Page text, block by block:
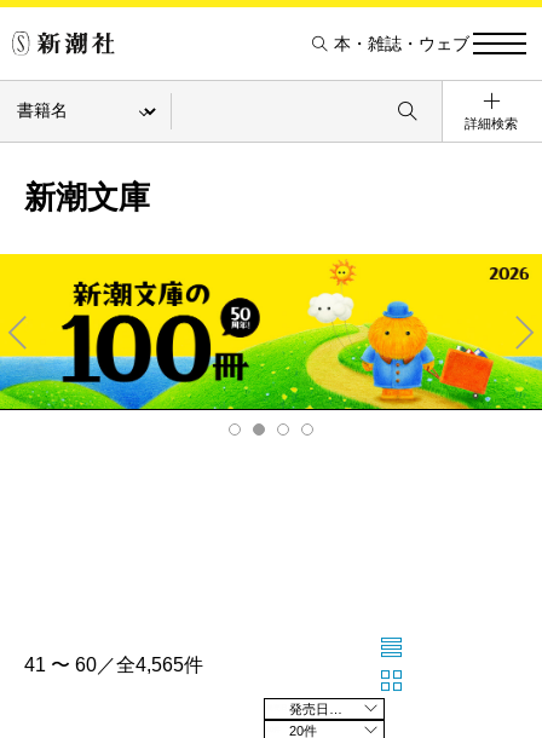
本・雑誌・ウェブ
詳細検索
新潮文庫
Pre
v
Ne
xt
41 〜 60／全4,565件
20件